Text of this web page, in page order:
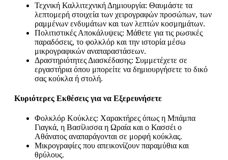
Τεχνική Καλλιτεχνική Δημιουργία: Θαυμάστε τα
λεπτομερή στοιχεία των χειρογραφών προσώπων, των
ραμμένων ενδυμάτων και των λεπτών κοσμημάτων.
Πολιτιστικές Αποκάλυψεις: Μάθετε για τις ρωσικές
παραδόσεις, το φολκλόρ και την ιστορία μέσω
μικρογραφικών αναπαραστάσεων.
Δραστηριότητες Διασκέδασης: Συμμετέχετε σε
εργαστήρια όπου μπορείτε να δημιουργήσετε το δικό
σας κούκλα ή στολή.
Κυριότερες Εκθέσεις για να Εξερευνήσετε
Φολκλόρ Κούκλες: Χαρακτήρες όπως η Μπάμπα
Γιαγκά, η Βασίλισσα η Ωραία και ο Κασσέι ο
Αθάνατος αναπαράγονται σε μορφή κούκλας.
Μικρογραφίες που απεικονίζουν παραμύθια και
θρύλους.